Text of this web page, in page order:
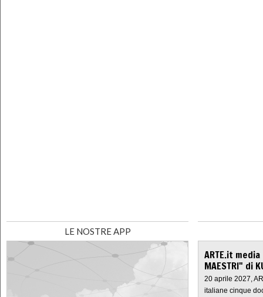
LE NOSTRE APP
ARTE.it
MAESTRI" di
20 aprile 2027,
italiane cinque